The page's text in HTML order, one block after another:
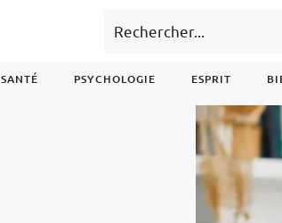
SANTÉ PSYCHOLOGIE ESPRIT